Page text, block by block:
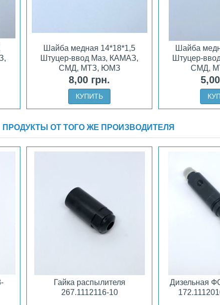
Шайба медная 14*18*1,5
Штуцер-ввод Маз, КАМАЗ,
СМД, МТЗ, ЮМЗ
8,00 грн.
КУПИТЬ
Шайба
Штуцер-
СМД,
ПРОДУКТЫ ОТ ТОГО ЖЕ ПРОИЗВОДИТЕЛЯ
Гайка распылителя
267.1112116-10
Дизельная